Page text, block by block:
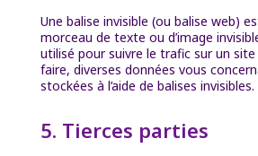
Une balise invisible (ou balise web)
morceau de texte ou d’image
utilisé pour suivre le trafic sur un site
faire, diverses données vous
stockées à l’aide de balises invisibles.
5. Tierces parties